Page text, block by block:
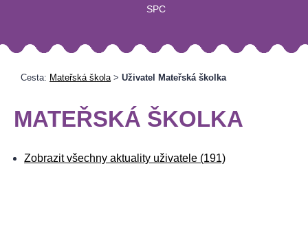
SPC
Cesta: Mateřská škola> Uživatel Mateřská školka
MATEŘSKÁ ŠKOLKA
Zobrazit všechny aktuality uživatele (191)